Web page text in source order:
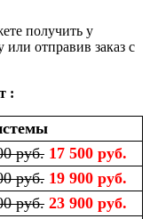
получить у
отправив заказ с
:
руб. 17 500 руб.
руб. 19 900 руб.
руб. 23 900 руб.